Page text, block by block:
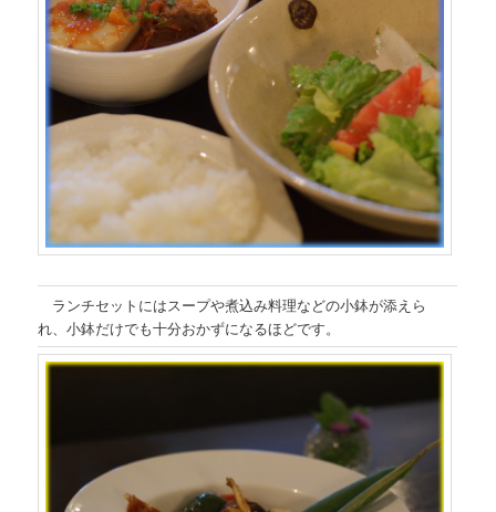
ランチセットにはスープや煮込み料理などの小鉢が添えら
れ、小鉢だけでも十分おかずになるほどです。